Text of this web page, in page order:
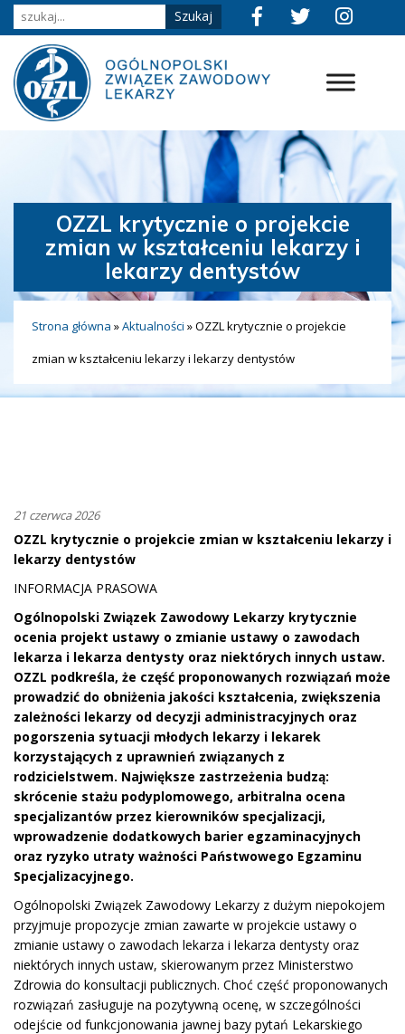
OZZL krytycznie o projekcie
zmian w kształceniu lekarzy i
lekarzy dentystów
Strona główna »Aktualności »OZZL krytycznie o projekcie
zmian w kształceniu lekarzy i lekarzy dentystów
21 czerwca 2026
OZZL krytycznie o projekcie zmian w kształceniu lekarzy i
lekarzy dentystów
INFORMACJA PRASOWA
Ogólnopolski Związek Zawodowy Lekarzy krytycznie
ocenia projekt ustawy o zmianie ustawy o zawodach
lekarza i lekarza dentysty oraz niektórych innych ustaw.
OZZL podkreśla, że część proponowanych rozwiązań może
prowadzić do obniżenia jakości kształcenia, zwiększenia
zależności lekarzy od decyzji administracyjnych oraz
pogorszenia sytuacji młodych lekarzy i lekarek
korzystających z uprawnień związanych z
rodzicielstwem. Największe zastrzeżenia budzą:
skrócenie stażu podyplomowego, arbitralna ocena
specjalizantów przez kierowników specjalizacji,
wprowadzenie dodatkowych barier egzaminacyjnych
oraz ryzyko utraty ważności Państwowego Egzaminu
Specjalizacyjnego.
Ogólnopolski Związek Zawodowy Lekarzy z dużym niepokojem
przyjmuje propozycje zmian zawarte w projekcie ustawy o
zmianie ustawy o zawodach lekarza i lekarza dentysty oraz
niektórych innych ustaw, skierowanym przez Ministerstwo
Zdrowia do konsultacji publicznych. Choć część proponowanych
rozwiązań zasługuje na pozytywną ocenę, w szczególności
odejście od funkcjonowania jawnej bazy pytań Lekarskiego